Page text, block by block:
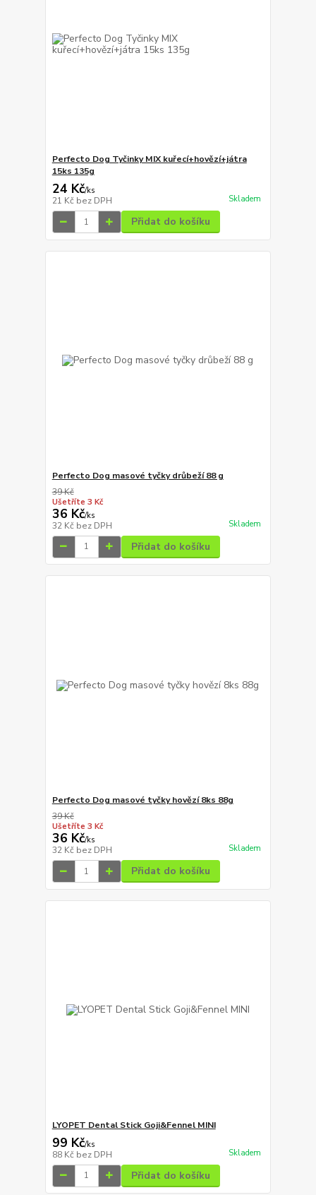
Perfecto Dog Tyčinky MIX kuřecí+hovězí+játra
15ks 135g
24 Kč/ks
21 Kč bez DPH Skladem
Přidat do košíku
Perfecto Dog masové tyčky drůbeží 88 g
39 Kč
Ušetříte 3 Kč
36 Kč/ks
32 Kč bez DPH Skladem
Přidat do košíku
Perfecto Dog masové tyčky hovězí 8ks 88g
39 Kč
Ušetříte 3 Kč
36 Kč/ks
32 Kč bez DPH Skladem
Přidat do košíku
LYOPET Dental Stick Goji&Fennel MINI
99 Kč/ks
88 Kč bez DPH Skladem
Přidat do košíku